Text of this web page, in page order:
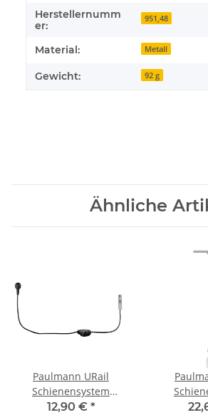
Herstellernumm
er:
951,48
Material: Metall
Gewicht: 92 g
Ähnliche
Paulmann URail
Schienensystem
Light&Easy Einspeisung
12,90 € *